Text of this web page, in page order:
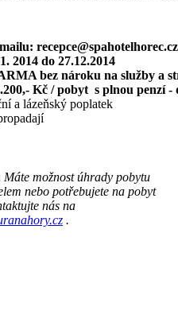
2014 do 27.12.2014
bez nároku na služby a
Kč / pobyt s plnou penzí
a lázeňský poplatek
Máte možnost úhrady pobytu
nebo potřebujete na pobyt
nás na
.